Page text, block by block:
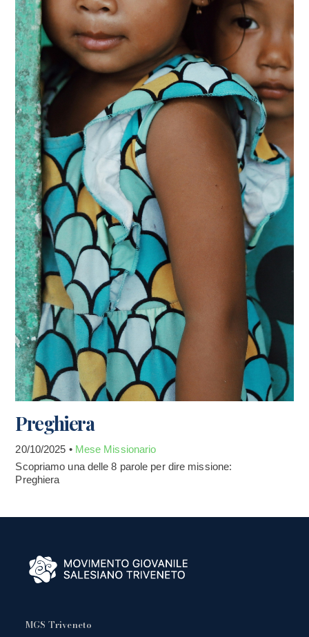
Preghiera
20/10/2025 • Mese Missionario
Scopriamo una delle 8 parole per dire missione:
Preghiera
MGS Triveneto